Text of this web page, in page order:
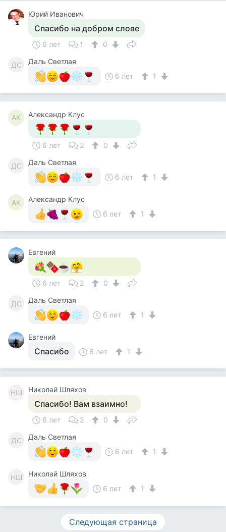
Юрий Иванович
Спасибо на добром слове
6 лет 1 0
ДС
Даль Светлая
6 лет
1
АК Александр Клус
6 лет 2 0
ДС
Даль Светлая
6 лет
1
АК
Александр Клус
6 лет
1
Евгений
6 лет 2 0
ДС
Даль Светлая
6 лет
1
Евгений
Спасибо 6 лет 1
НШ Николай Шляхов
Спасибо! Вам взаимно!
6 лет 2 0
ДС
Даль Светлая
6 лет
1
НШ
Николай Шляхов
6 лет
1
Следующая страница